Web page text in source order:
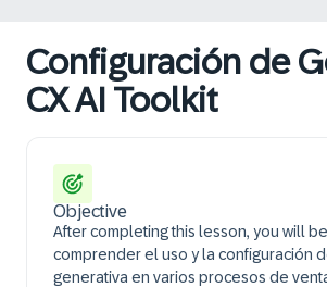
Configuración de
CX AI Toolkit
Objective
After completing this lesson, you will
comprender el uso y la configuración
generativa en varios procesos de